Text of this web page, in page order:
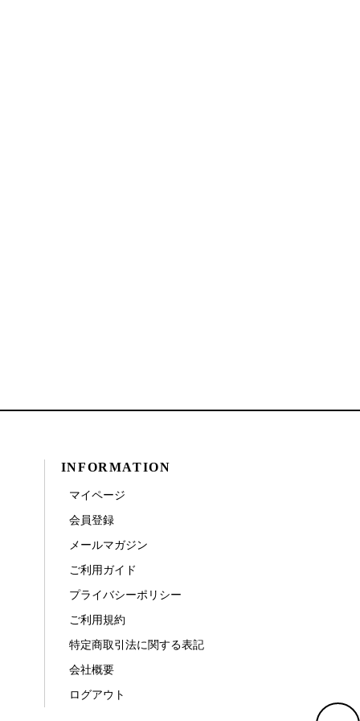
INFORMATION
マイページ
会員登録
メールマガジン
ご利用ガイド
プライバシーポリシー
ご利用規約
特定商取引法に関する表記
会社概要
ログアウト